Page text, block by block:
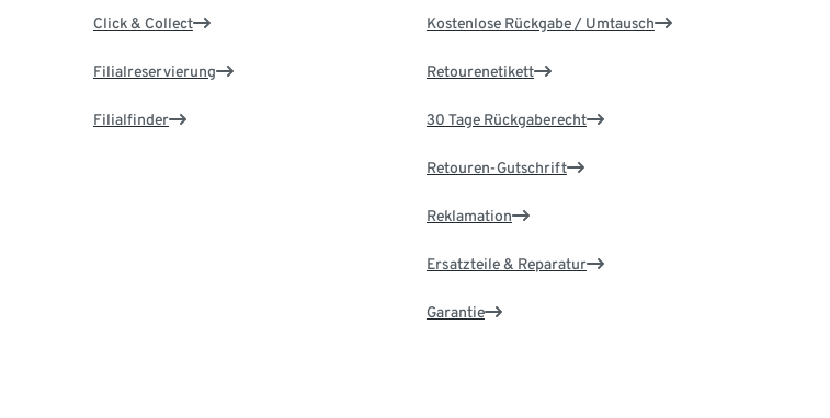
Click & Collect
Filialreservierung
Filialfinder
Kostenlose Rückgabe / Umtausch
Retourenetikett
30 Tage Rückgaberecht
Retouren-Gutschrift
Reklamation
Ersatzteile & Reparatur
Garantie